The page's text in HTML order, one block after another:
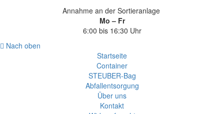
Annahme an der Sortieranlage
Mo – Fr
6:00 bis 16:30 Uhr
Nach oben
Startseite
Container
STEUBER-Bag
Abfallentsorgung
Über uns
Kontakt